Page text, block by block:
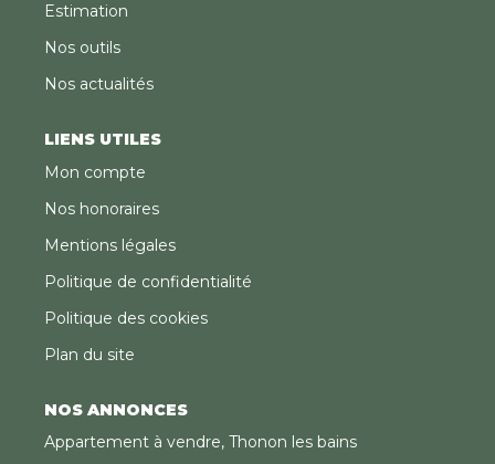
Estimation
Nos outils
Nos actualités
LIENS UTILES
Mon compte
Nos honoraires
Mentions légales
Politique de confidentialité
Politique des cookies
Plan du site
NOS ANNONCES
Appartement à vendre, Thonon les bains